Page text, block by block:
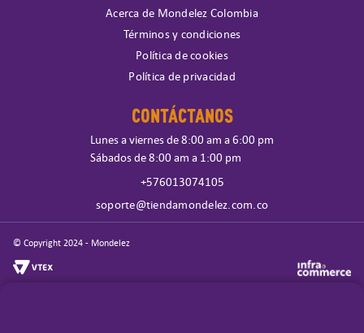
Acerca de Mondelez Colombia
Términos y condiciones
Política de cookies
Política de privacidad
CONTÁCTANOS
Lunes a viernes de 8:00 am a 6:00 pm
Sábados de 8:00 am a 1:00 pm
+576013074105
soporte@tiendamondelez.com.co
© Copyright 2024 - Mondelez